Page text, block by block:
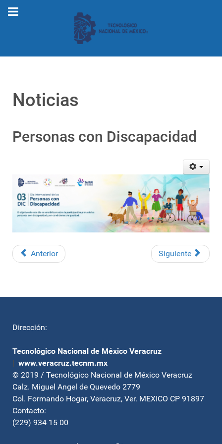
Noticias
Personas con Discapacidad
Anterior Siguiente
Dirección:
Tecnológico Nacional de México Veracruz
| www.veracruz.tecnm.mx
© 2019 / Tecnológico Nacional de México Veracruz
Calz. Miguel Angel de Quevedo 2779
Col. Formando Hogar, Veracruz, Ver. MEXICO CP 91897
Contacto:
(229) 934 15 00